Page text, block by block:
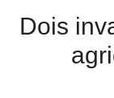
Dois